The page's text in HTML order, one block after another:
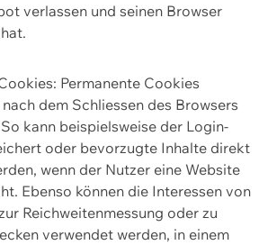
verlassen und seinen Browser
Permanente Cookies
dem Schliessen des Browsers
kann beispielsweise der Login-
oder bevorzugte Inhalte direkt
wenn der Nutzer eine Website
Ebenso können die Interessen von
Reichweitenmessung oder zu
verwendet werden, in einem